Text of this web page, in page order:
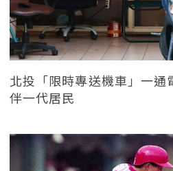
北投「限時專送機車」一通
伴一代居民